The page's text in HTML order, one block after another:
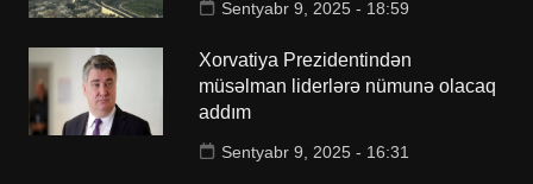
Sentyabr 9, 2025 - 18:59
Xorvatiya Prezidentindən
müsəlman liderlərə nümunə olacaq
addım
Sentyabr 9, 2025 - 16:31